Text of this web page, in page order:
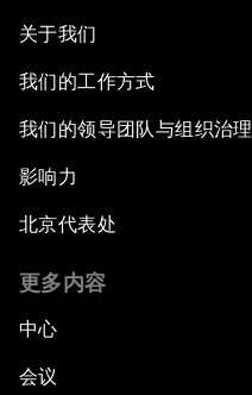
关于我们
我们的工作方式
我们的领导团队与组织治理
影响力
北京代表处
更多内容
中心
会议